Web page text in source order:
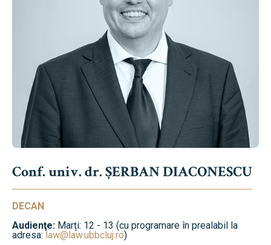
Conf. univ. dr. ȘERBAN DIACONESCU
DECAN
Audienţe: Marți: 12 - 13 (cu programare în prealabil la
adresa:law@law.ubbcluj.ro)